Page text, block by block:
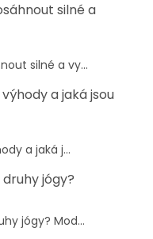
silné a
silné a vy...
a jaká jsou
a jaká j...
jógy?
jógy? Mod...